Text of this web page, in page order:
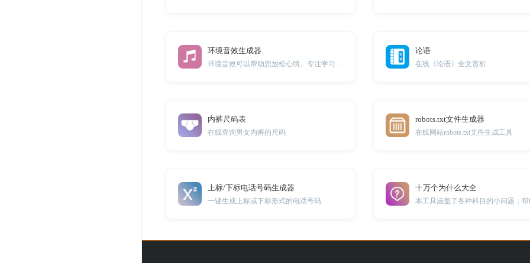
环境音效生成器 论语
在线《论语》全文赏析
内裤尺码表
在线查询男女内裤的尺码
robots.txt文件生成器
在线网站robots.txt文件生成工具
上标/下标电话号码生成器
一键生成上标或下标形式的电话号码
十万个为什么大全